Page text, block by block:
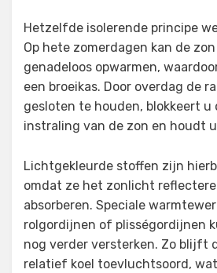
Hetzelfde isolerende principe
Op hete zomerdagen kan de
genadeloos opwarmen,
een broeikas. Door overdag de
gesloten te houden, blokkeert u
instraling van de zon en houdt
Lichtgekleurde stoffen zijn
omdat ze het zonlicht
absorberen. Speciale
rolgordijnen of plisségordijnen
nog verder versterken. Zo blijft
relatief koel toevluchtsoord,